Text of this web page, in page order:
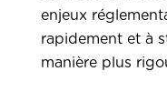
enjeux
rapidement et à
manière plus